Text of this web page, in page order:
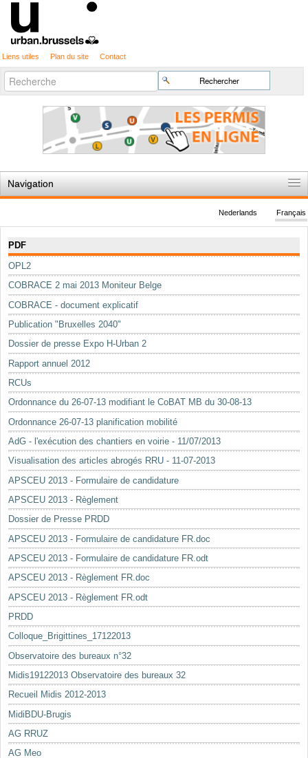
Liens utiles Plan du site Contact
Chercher par
Recherche
avancée…
Navigation
Règles du jeu
Permis d'urbanisme
Cartographie
Etudes et publications
Mots-clés
Renseignements urbanistiques
Français
Nederlands
PDF
OPL2
COBRACE 2 mai 2013 Moniteur Belge
COBRACE - document explicatif
Publication "Bruxelles 2040"
Dossier de presse Expo H-Urban 2
Rapport annuel 2012
RCUs
Ordonnance du 26-07-13 modifiant le CoBAT MB du 30-08-13
Ordonnance 26-07-13 planification mobilité
AdG - l'exécution des chantiers en voirie - 11/07/2013
Visualisation des articles abrogés RRU - 11-07-2013
APSCEU 2013 - Formulaire de candidature
APSCEU 2013 - Règlement
Dossier de Presse PRDD
APSCEU 2013 - Formulaire de candidature FR.doc
APSCEU 2013 - Formulaire de candidature FR.odt
APSCEU 2013 - Règlement FR.doc
APSCEU 2013 - Règlement FR.odt
PRDD
Colloque_Brigittines_17122013
Observatoire des bureaux n°32
Midis19122013 Observatoire des bureaux 32
Recueil Midis 2012-2013
MidiBDU-Brugis
AG RRUZ
AG Meo